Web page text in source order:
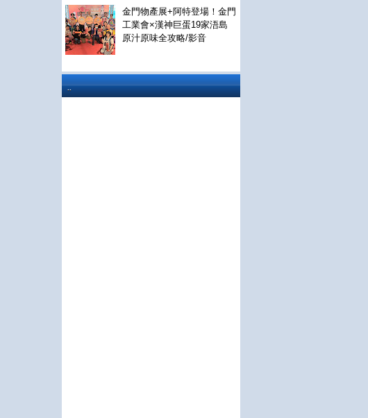
金門物產展+阿特登場！金門
工業會×漢神巨蛋19家浯島
原汁原味全攻略/影音
..